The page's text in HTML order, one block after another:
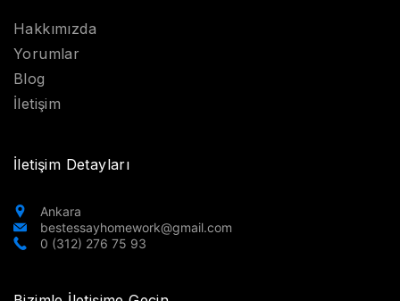
Hakkımızda
Yorumlar
Blog
İletişim
İletişim Detayları
Ankara
bestessayhomework@gmail.com
0 (312) 276 75 93